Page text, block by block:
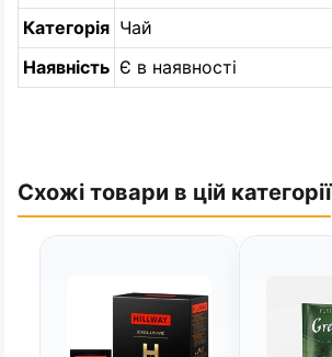
Категорія Чай
Наявність Є в наявності
Схожі товари в цій категорії